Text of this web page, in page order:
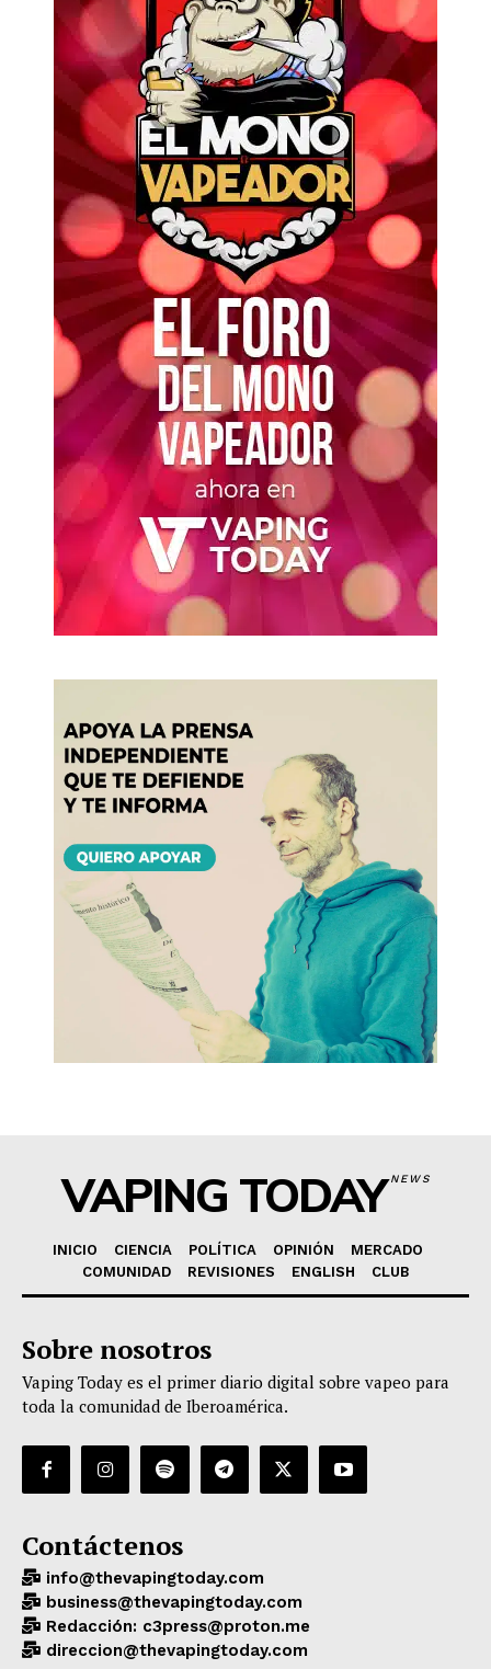
VAPING TODAYNEWS
INICIO CIENCIA POLÍTICA OPINIÓN
MERCADO
COMUNIDAD
REVISIONES ENGLISH CLUB
Sobre nosotros
Vaping Today es el primer diario digital sobre vapeo para
toda la comunidad de Iberoamérica.
Contáctenos
info@thevapingtoday.com
business@thevapingtoday.com
Redacción: c3press@proton.me
direccion@thevapingtoday.com